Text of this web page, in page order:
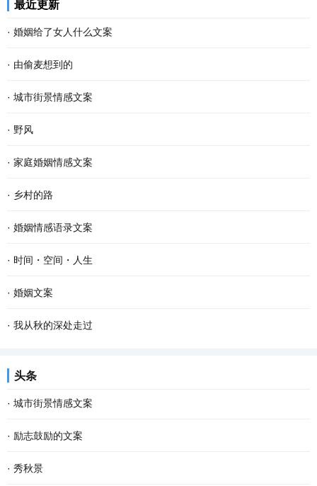
最近更新
· 婚姻给了女人什么文案
· 由偷麦想到的
· 城市街景情感文案
· 野风
· 家庭婚姻情感文案
· 乡村的路
· 婚姻情感语录文案
· 时间・空间・人生
· 婚姻文案
· 我从秋的深处走过
头条
· 城市街景情感文案
· 励志鼓励的文案
· 秀秋景